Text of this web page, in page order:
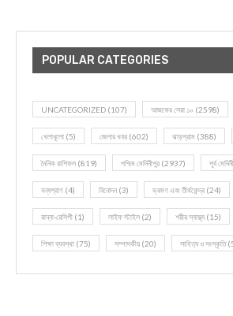
POPULAR CATEGORIES
UNCATEGORIZED (107) আজকের সেরা ১০ (2598)
খেলাধূলো (5) জেলার খবর (602) ঝাড়গ্রাম (388)
দৈনিক রাশিফল (819) পশ্চিম মেদিনীপুর (2937) পূর্ব
বন্যপ্রাণ (4) বিনোদন(3) ভ্রমণ এবং তীর্থকেন্দ্র (24)
রান্না-রেসিপী (1) লাইফ স্টাইল (2) শরীর স্বাস্থ্য (15)
শিক্ষা ব্যবস্থা (75) সম্পাদকীয় (20) সাহিত্য ও সংস্কৃতি